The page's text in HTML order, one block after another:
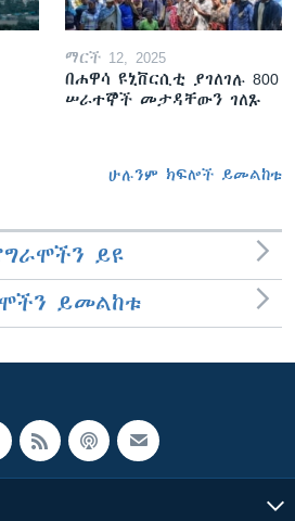
ማርች 12, 2025
በሐዋሳ ዩኒቨርሲቲ ያገለገሉ 800
ሠራተኞች መታዳቸውን ገለጹ
ሁሉንም ክፍሎች ይመልከቱ
ይዩ
ይመልከቱ